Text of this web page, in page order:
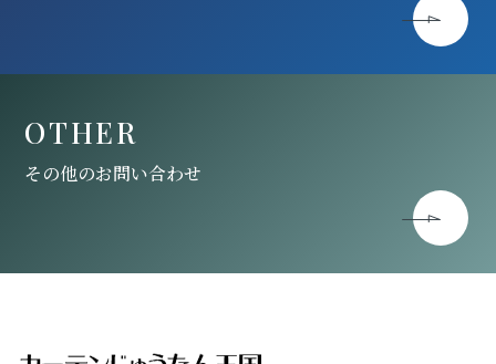
OTHER
その他のお問い合わせ